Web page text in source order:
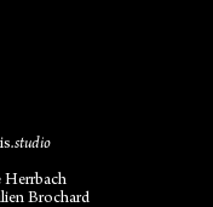
.studio
Herrbach
Brochard